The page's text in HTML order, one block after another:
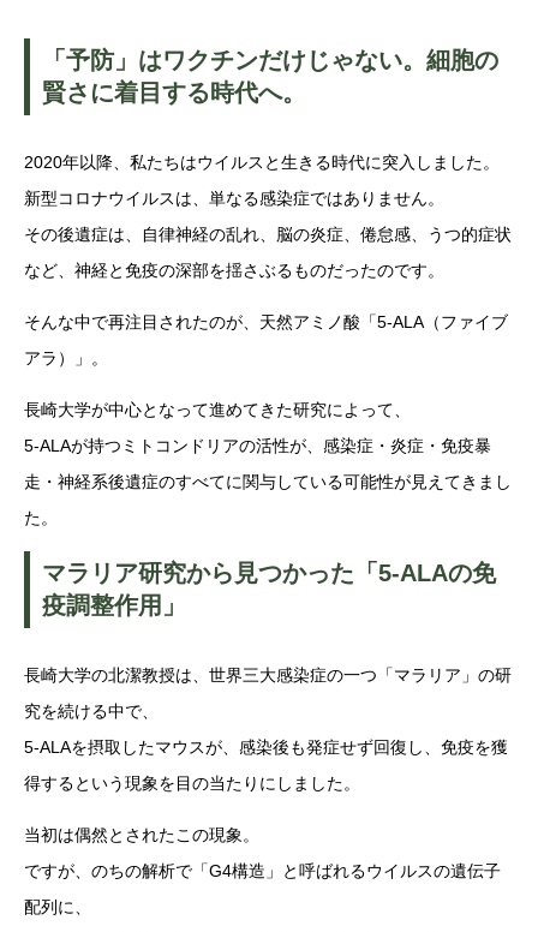
「予防」はワクチンだけじゃない。細胞の
賢さに着目する時代へ。
2020年以降、私たちはウイルスと生きる時代に突入しました。
新型コロナウイルスは、単なる感染症ではありません。
その後遺症は、自律神経の乱れ、脳の炎症、倦怠感、うつ的症状
など、神経と免疫の深部を揺さぶるものだったのです。
そんな中で再注目されたのが、天然アミノ酸「5-ALA（ファイブ
アラ）」。
長崎大学が中心となって進めてきた研究によって、
5-ALAが持つミトコンドリアの活性が、感染症・炎症・免疫暴
走・神経系後遺症のすべてに関与している可能性が見えてきまし
た。
マラリア研究から見つかった「5-ALAの免
疫調整作用」
長崎大学の北潔教授は、世界三大感染症の一つ「マラリア」の研
究を続ける中で、
5-ALAを摂取したマウスが、感染後も発症せず回復し、免疫を獲
得するという現象を目の当たりにしました。
当初は偶然とされたこの現象。
ですが、のちの解析で「G4構造」と呼ばれるウイルスの遺伝子
配列に、